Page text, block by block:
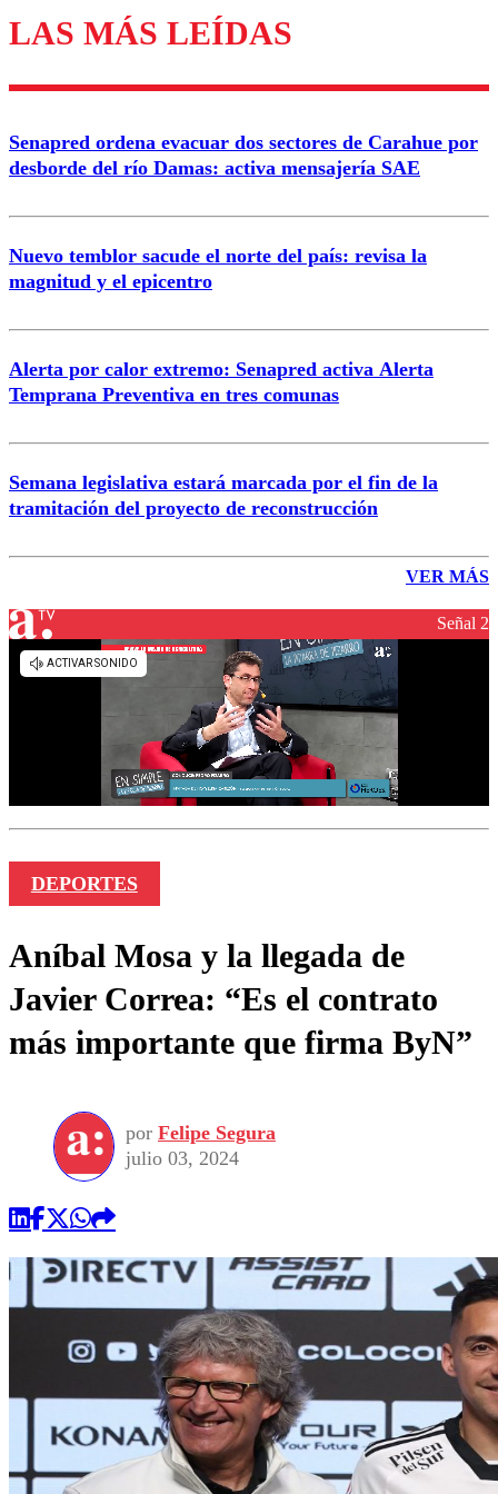
Enviar comentario
LAS MÁS LEÍDAS
Senapred ordena evacuar dos sectores de Carahue por
desborde del río Damas: activa mensajería SAE
Nuevo temblor sacude el norte del país: revisa la
magnitud y el epicentro
Alerta por calor extremo: Senapred activa Alerta
Temprana Preventiva en tres comunas
Semana legislativa estará marcada por el fin de la
tramitación del proyecto de reconstrucción
VER MÁS
Señal 2
DEPORTES
Aníbal Mosa y la llegada de
Javier Correa: “Es el contrato
más importante que firma ByN”
por Felipe Segura
julio 03, 2024